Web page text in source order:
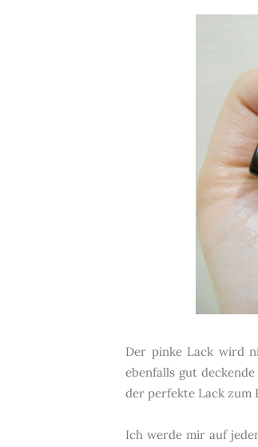
Der pinke Lack wird
ebenfalls gut
der perfekte Lack zum
Ich werde mir auf